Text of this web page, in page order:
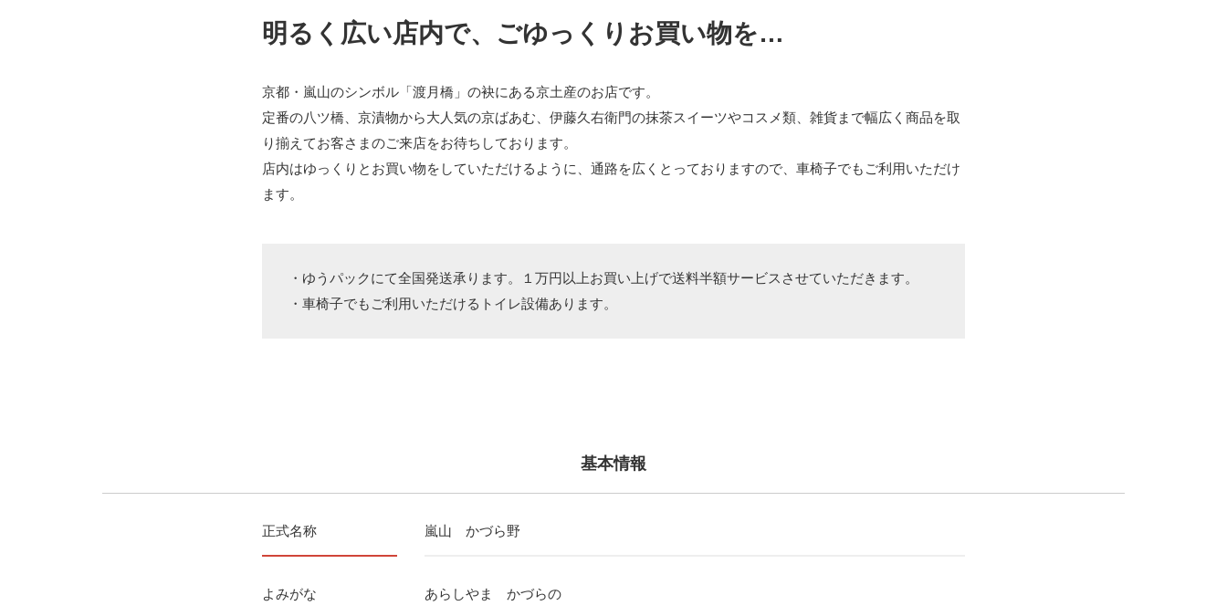
明るく広い店内で、ごゆっくりお買い物を…
京都・嵐山のシンボル「渡月橋」の袂にある京土産のお店です。
定番の八ツ橋、京漬物から大人気の京ばあむ、伊藤久右衛門の抹茶スイーツやコスメ類、雑貨まで幅広く商品を取
り揃えてお客さまのご来店をお待ちしております。
店内はゆっくりとお買い物をしていただけるように、通路を広くとっておりますので、車椅子でもご利用いただけ
ます。
・ゆうパックにて全国発送承ります。１万円以上お買い上げで送料半額サービスさせていただきます。
・車椅子でもご利用いただけるトイレ設備あります。
基本情報
正式名称 嵐山 かづら野
よみがな あらしやま かづらの